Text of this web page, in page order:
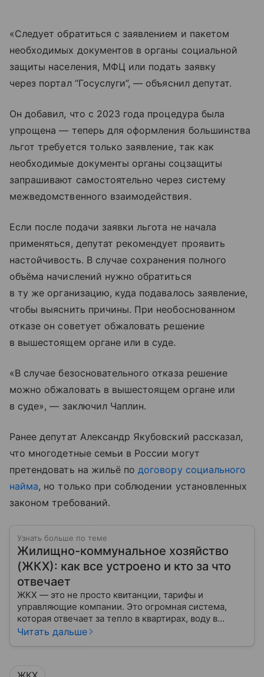
«Следует обратиться с заявлением и пакетом
необходимых документов в органы социальной
защиты населения, МФЦ или подать заявку
через портал “Госуслуги”, — объяснил депутат.
Он добавил, что с 2023 года процедура была
упрощена — теперь для оформления большинства
льгот требуется только заявление, так как
необходимые документы органы соцзащиты
запрашивают самостоятельно через систему
межведомственного взаимодействия.
Если после подачи заявки льгота не начала
применяться, депутат рекомендует проявить
настойчивость. В случае сохранения полного
объёма начислений нужно обратиться
в ту же организацию, куда подавалось заявление,
чтобы выяснить причины. При необоснованном
отказе он советует обжаловать решение
в вышестоящем органе или в суде.
«В случае безосновательного отказа решение
можно обжаловать в вышестоящем органе или
в суде», — заключил Чаплин.
Ранее депутат Александр Якубовский рассказал,
что многодетные семьи в России могут
претендовать на жильё подоговору социального
найма, но только при соблюдении установленных
законом требований.
Узнать больше по теме
Жилищно-коммунальное хозяйство
(ЖКХ): как все устроено и кто за что
отвечает
ЖКХ — это не просто квитанции, тарифы и
управляющие компании. Это огромная система,
которая отвечает за тепло в квартирах, воду в
кране, освещение улиц и чистоту во дворах.
Читать дальше